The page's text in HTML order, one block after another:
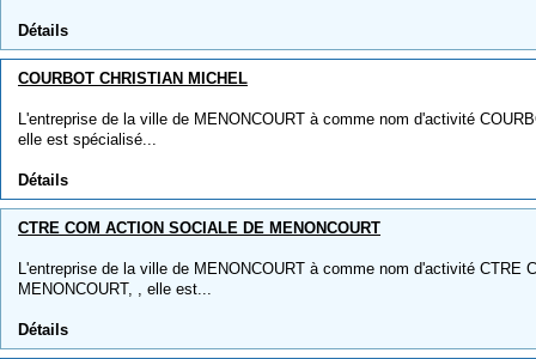
Détails
COURBOT CHRISTIAN MICHEL
L'entreprise de la ville de MENONCOURT à comme nom d'activité
elle est spécialisé...
Détails
CTRE COM ACTION SOCIALE DE MENONCOURT
L'entreprise de la ville de MENONCOURT à comme nom d'activité CTRE
MENONCOURT, , elle est...
Détails